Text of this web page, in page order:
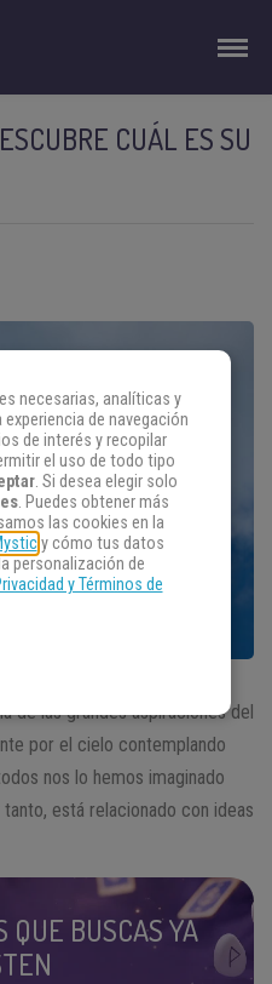
CUÁL ES SU
de las grandes aspiraciones del
por el cielo contemplando
nos lo hemos imaginado
tanto, está relacionado con ideas
QUE BUSCAS YA
necesarias, analíticas y
de navegación
de interés y recopilar
el uso de todo tipo
. Si desea elegir solo
. Puedes obtener más
las cookies en la
y cómo tus datos
personalización de
y Términos de